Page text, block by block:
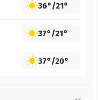
36°/21°
37°/21°
37°/20°